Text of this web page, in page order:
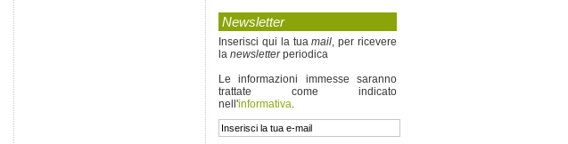
Newsletter
Inserisci qui la tuamail, per ricevere
la newsletterperiodica
Le informazioni immesse saranno
trattate come indicato
nell'informativa.